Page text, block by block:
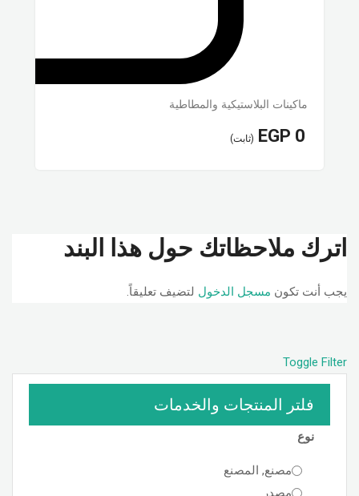
ماكينات البلاستيكية والمطاطية
EGP 0 (ثابت)
اترك ملاحظاتك حول هذا البند
يجب أنت تكون مسجل الدخول لتضيف تعليقاً.
Toggle Filter
فلتر المنتجات والخدمات
نوع
مصنع, المصنع
مصدر